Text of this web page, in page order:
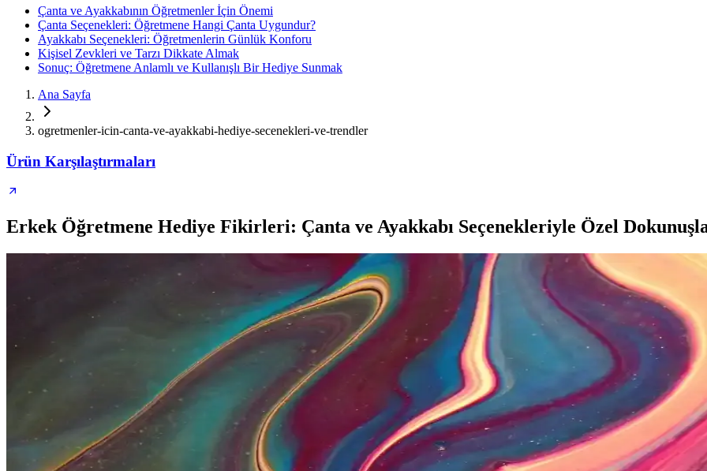
Çanta ve Ayakkabının Öğretmenler İçin Önemi
Çanta Seçenekleri: Öğretmene Hangi Çanta Uygundur?
Ayakkabı Seçenekleri: Öğretmenlerin Günlük Konforu
Kişisel Zevkleri ve Tarzı Dikkate Almak
Sonuç: Öğretmene Anlamlı ve Kullanışlı Bir Hediye Sunmak
Ana Sayfa
ogretmenler-icin-canta-ve-ayakkabi-hediye-secenekleri-ve-trendler
Ürün Karşılaştırmaları
Erkek Öğretmene Hediye Fikirleri: Çanta ve Ayakkabı Seçenekleriyle Özel